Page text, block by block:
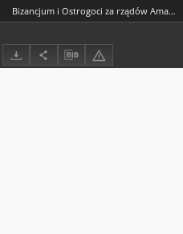
Bizancjum i Ostrogoci za rządów Amalasunty w relacji Prokopiusza z Cezarei. Sytuacja w północnej części Illyricum Orientale w latach 526-535